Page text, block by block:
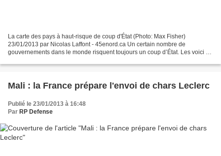
La carte des pays à haut-risque de coup d'État (Photo: Max Fisher)
23/01/2013 par Nicolas Laffont - 45enord.ca Un certain nombre de
gouvernements dans le monde risquent toujours un coup d’État. Les voici en
Mali : la France prépare l'envoi de chars Leclerc
Publié le 23/01/2013 à 16:48
Par RP Defense